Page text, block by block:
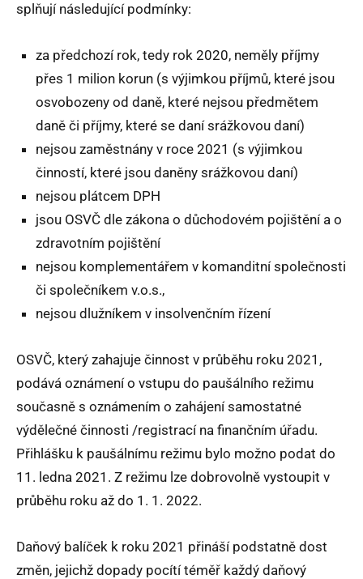
splňují následující podmínky:
za předchozí rok, tedy rok 2020, neměly příjmy
přes 1 milion korun (s výjimkou příjmů, které jsou
osvobozeny od daně, které nejsou předmětem
daně či příjmy, které se daní srážkovou daní)
nejsou zaměstnány v roce 2021 (s výjimkou
činností, které jsou daněny srážkovou daní)
nejsou plátcem DPH
jsou OSVČ dle zákona o důchodovém pojištění a o
zdravotním pojištění
nejsou komplementářem v komanditní společnosti
či společníkem v.o.s.,
nejsou dlužníkem v insolvenčním řízení
OSVČ, který zahajuje činnost v průběhu roku 2021,
podává oznámení o vstupu do paušálního režimu
současně s oznámením o zahájení samostatné
výdělečné činnosti /registrací na finančním úřadu.
Přihlášku k paušálnímu režimu bylo možno podat do
11. ledna 2021. Z režimu lze dobrovolně vystoupit v
průběhu roku až do 1. 1. 2022.
Daňový balíček k roku 2021 přináší podstatně dost
změn, jejichž dopady pocítí téměř každý daňový